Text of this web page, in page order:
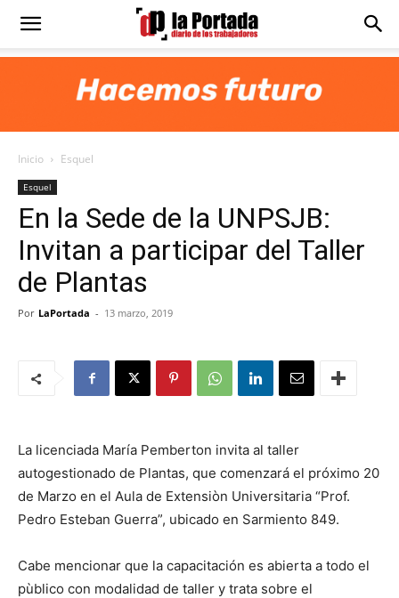
Diario
Portada
Inicio Esquel
Esquel
En la Sede de la UNPSJB:
Invitan a participar del Taller
de Plantas
Por LaPortada - 13 marzo, 2019
La licenciada María Pemberton invita al taller
autogestionado de Plantas, que comenzará el próximo 20
de Marzo en el Aula de Extensiòn Universitaria “Prof.
Pedro Esteban Guerra”, ubicado en Sarmiento 849.
Cabe mencionar que la capacitación es abierta a todo el
pùblico con modalidad de taller y trata sobre el